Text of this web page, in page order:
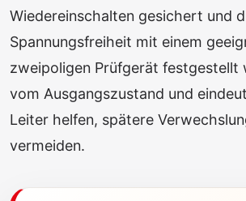
Wiedereinschalten gesichert und
Spannungsfreiheit mit einem
zweipoligen Prüfgerät festgestellt
vom Ausgangszustand und
Leiter helfen, spätere
vermeiden.